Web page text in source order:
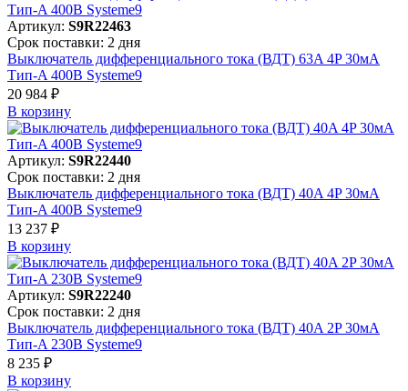
Артикул: S9R22463
Срок поставки: 2 дня
Выключатель дифференциального тока (ВДТ) 63A 4P 30мА
Тип-A 400В Systeme9
20 984 ₽
В корзинy
Артикул: S9R22440
Срок поставки: 2 дня
Выключатель дифференциального тока (ВДТ) 40A 4P 30мА
Тип-A 400В Systeme9
13 237 ₽
В корзинy
Артикул: S9R22240
Срок поставки: 2 дня
Выключатель дифференциального тока (ВДТ) 40A 2P 30мА
Тип-A 230В Systeme9
8 235 ₽
В корзинy